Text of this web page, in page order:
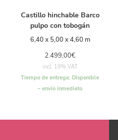
Castillo hinchable Barco
pulpo con tobogán
6,40 x 5,00 x 4,60 m
2.499,00€
incl. 19% VAT
Tiempo de entrega: Disponible
– envío inmediato